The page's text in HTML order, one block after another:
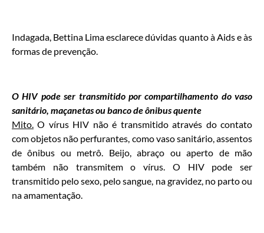
Indagada, Bettina Lima esclarece dúvidas quanto à Aids e às
formas de prevenção.
O HIV pode ser transmitido por compartilhamento do vaso
sanitário, maçanetas ou banco de ônibus quente
Mito. O vírus HIV não é transmitido através do contato
com objetos não perfurantes, como vaso sanitário, assentos
de ônibus ou metrô. Beijo, abraço ou aperto de mão
também não transmitem o vírus. O HIV pode ser
transmitido pelo sexo, pelo sangue, na gravidez, no parto ou
na amamentação.